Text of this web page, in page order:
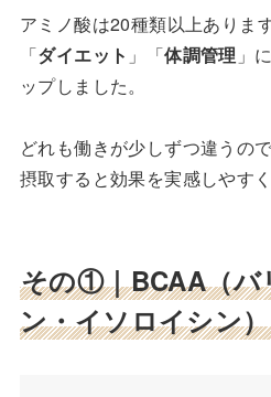
アミノ酸は20種類以上ありま
「ダイエット 」「体調管理 」
ップしました。
どれも働きが少しずつ違うの
摂取すると効果を実感しやすく
その①｜BCAA（バ
ン・イソロイシン）